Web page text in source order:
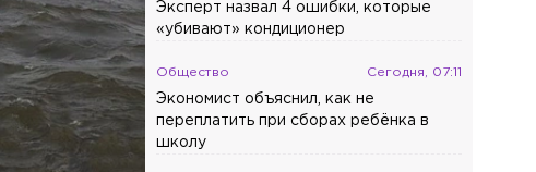
Эксперт назвал 4 ошибки, которые
«убивают» кондиционер
Общество Сегодня, 07:11
Экономист объяснил, как не
переплатить при сборах ребёнка в
школу